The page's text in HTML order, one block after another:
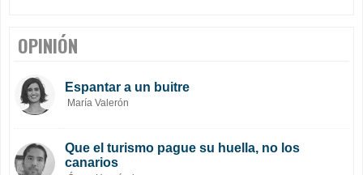
OPINIÓN
Espantar a un buitre
María Valerón
Que el turismo pague su huella, no los
canarios